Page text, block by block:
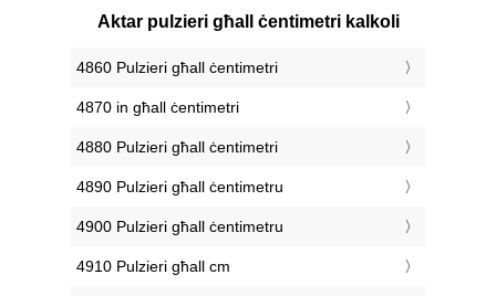
Aktar pulzieri għall ċentimetri kalkoli
4860 Pulzieri għall ċentimetri
4870 in għall ċentimetri
4880 Pulzieri għall ċentimetri
4890 Pulzieri għall ċentimetru
4900 Pulzieri għall ċentimetru
4910 Pulzieri għall cm